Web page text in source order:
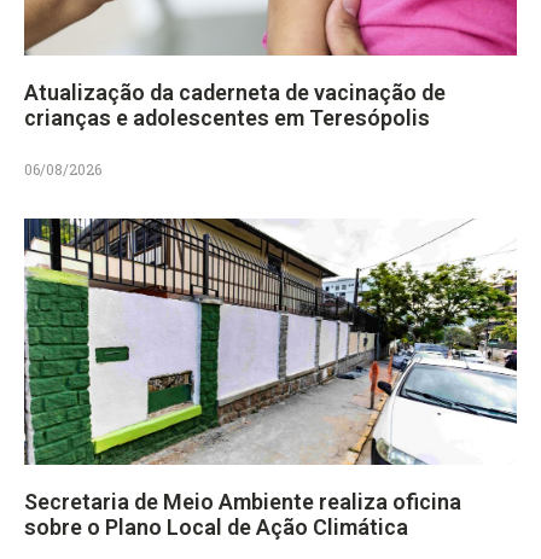
Atualização da caderneta de vacinação de
crianças e adolescentes em Teresópolis
06/08/2026
Secretaria de Meio Ambiente realiza oficina
sobre o Plano Local de Ação Climática